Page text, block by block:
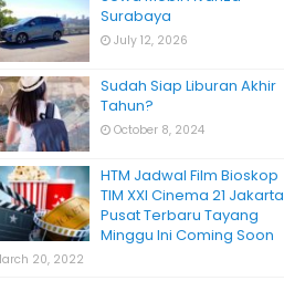
Surabaya
July 12, 2026
Sudah Siap Liburan Akhir
Tahun?
October 8, 2024
HTM Jadwal Film Bioskop
TIM XXI Cinema 21 Jakarta
Pusat Terbaru Tayang
Minggu Ini Coming Soon
20, 2022